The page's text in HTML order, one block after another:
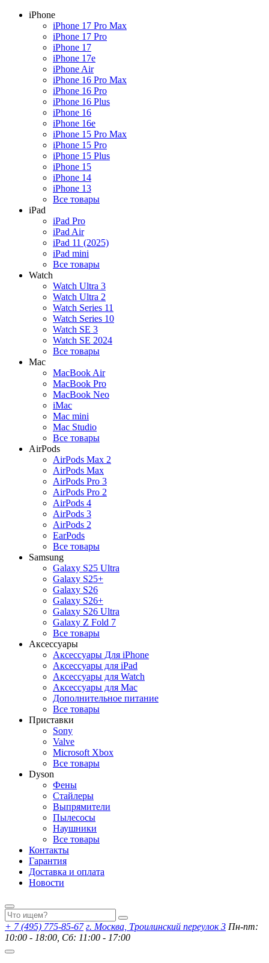
iPhone
iPhone 17 Pro Max
iPhone 17 Pro
iPhone 17
iPhone 17e
iPhone Air
iPhone 16 Pro Max
iPhone 16 Pro
iPhone 16 Plus
iPhone 16
iPhone 16e
iPhone 15 Pro Max
iPhone 15 Pro
iPhone 15 Plus
iPhone 15
iPhone 14
iPhone 13
Все товары
iPad
iPad Pro
iPad Air
iPad 11 (2025)
iPad mini
Все товары
Watch
Watch Ultra 3
Watch Ultra 2
Watch Series 11
Watch Series 10
Watch SE 3
Watch SE 2024
Все товары
Mac
MacBook Air
MacBook Pro
MacBook Neo
iMac
Mac mini
Mac Studio
Все товары
AirPods
AirPods Max 2
AirPods Max
AirPods Pro 3
AirPods Pro 2
AirPods 4
AirPods 3
AirPods 2
EarPods
Все товары
Samsung
Galaxy S25 Ultra
Galaxy S25+
Galaxy S26
Galaxy S26+
Galaxy S26 Ultra
Galaxy Z Fold 7
Все товары
Аксессуары
Аксессуары Для iPhone
Аксессуары для iPad
Аксессуары для Watch
Аксессуары для Mac
Дополнительное питание
Все товары
Приставки
Sony
Valve
Microsoft Xbox
Все товары
Dyson
Фены
Стайлеры
Выпрямители
Пылесосы
Наушники
Все товары
Контакты
Гарантия
Доставка и оплата
Новости
+ 7 (495) 775-85-67 г. Москва, Троилинский переулок 3 Пн-пт:
10:00 - 18:00, Сб: 11:00 - 17:00